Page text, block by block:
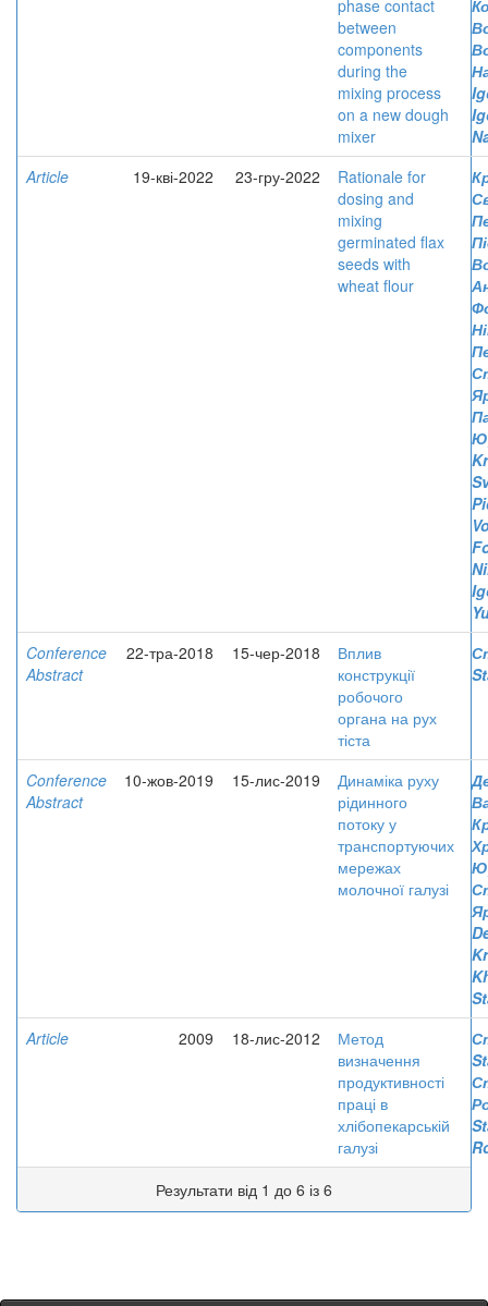
phase contact
between
components
during the
mixing process
on a new dough
mixer
Article
19-кві-2022 23-гру-2022
Rationale for
dosing and
mixing
germinated flax
seeds with
wheat flour
Conference
Abstract
22-тра-2018 15-чер-2018
Вплив
конструкції
робочого
органа на рух
тіста
Conference
Abstract
10-жов-2019 15-лис-2019
Динаміка руху
рідинного
потоку у
транспортуючих
мережах
молочної галузі
Article
2009 18-лис-2012
Метод
визначення
продуктивності
праці в
хлібопекарській
галузі
Результати від 1 до 6 із 6